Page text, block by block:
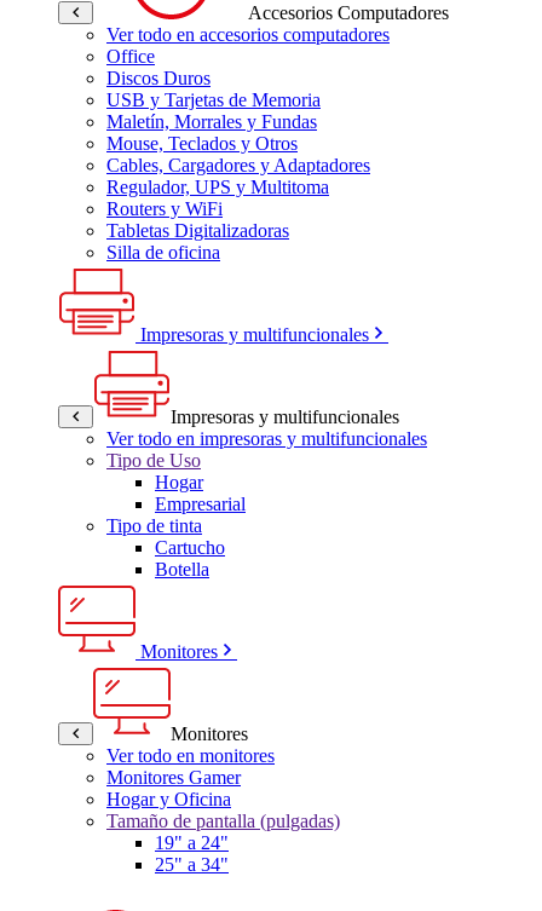
Accesorios Computadores
Ver todo en accesorios computadores
Office
Discos Duros
USB y Tarjetas de Memoria
Maletín, Morrales y Fundas
Mouse, Teclados y Otros
Cables, Cargadores y Adaptadores
Regulador, UPS y Multitoma
Routers y WiFi
Tabletas Digitalizadoras
Silla de oficina
Impresoras y multifuncionales
Impresoras y multifuncionales
Ver todo en impresoras y multifuncionales
Tipo de Uso
Hogar
Empresarial
Tipo de tinta
Cartucho
Botella
Monitores
Monitores
Ver todo en monitores
Monitores Gamer
Hogar y Oficina
Tamaño de pantalla (pulgadas)
19" a 24"
25" a 34"